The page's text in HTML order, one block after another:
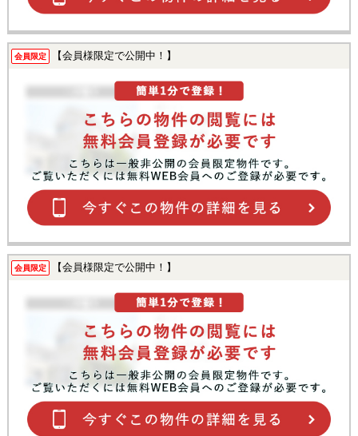
会員限定 【会員様限定で公開中！】
会員限定 【会員様限定で公開中！】